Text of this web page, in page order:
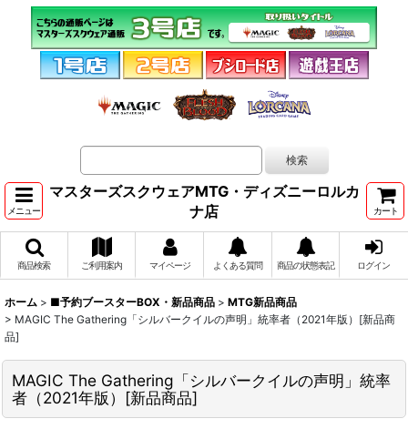
メニュー
マスターズスクウェアMTG・ディズニーロルカ
ナ店
カート
商品検索 ご利用案内 マイページ よくある質問 商品の状態表記 ログイン
ホーム > ■予約ブースターBOX・新品商品 > MTG新品商品
> MAGIC The Gathering「シルバークイルの声明」統率者（2021年版）[新品商
品]
MAGIC The Gathering「シルバークイルの声明」統率
者（2021年版）[新品商品]